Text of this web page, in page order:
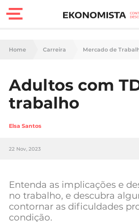
Finanças
Carreira
Tecnologia
Negócios
Home Carreira Mercado de
Adultos com
trabalho
Elsa Santos
22 Nov, 2023
Entenda as implicações e
no trabalho, e descubra
contornar as dificuldades
condição.